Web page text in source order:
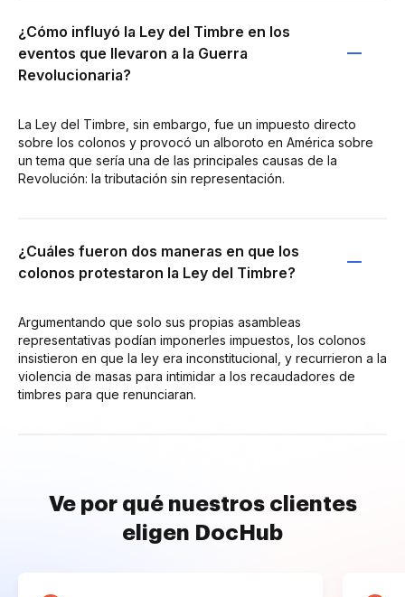
¿Cómo influyó la Ley del Timbre en los
eventos que llevaron a la Guerra
Revolucionaria?
La Ley del Timbre, sin embargo, fue un impuesto directo
sobre los colonos y provocó un alboroto en América sobre
un tema que sería una de las principales causas de la
Revolución: la tributación sin representación.
¿Cuáles fueron dos maneras en que los
colonos protestaron la Ley del Timbre?
Argumentando que solo sus propias asambleas
representativas podían imponerles impuestos, los colonos
insistieron en que la ley era inconstitucional, y recurrieron a la
violencia de masas para intimidar a los recaudadores de
timbres para que renunciaran.
Ve por qué nuestros clientes
eligen DocHub